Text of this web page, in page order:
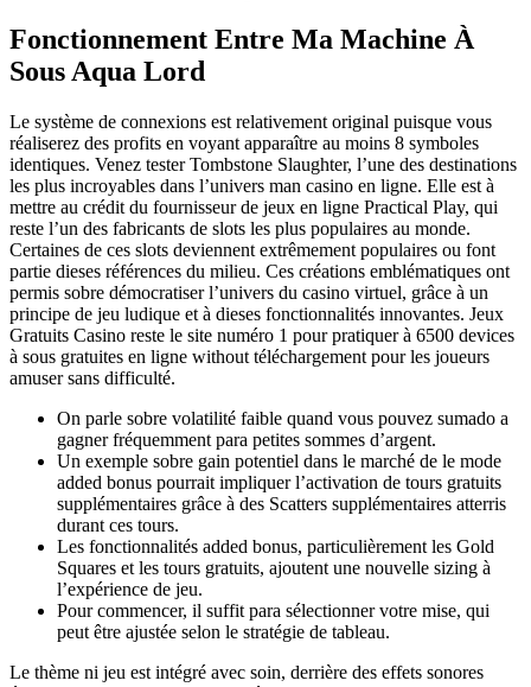
Fonctionnement Entre Ma Machine À
Sous Aqua Lord
Le système de connexions est relativement original puisque vous
réaliserez des profits en voyant apparaître au moins 8 symboles
identiques. Venez tester Tombstone Slaughter, l’une des destinations
les plus incroyables dans l’univers man casino en ligne. Elle est à
mettre au crédit du fournisseur de jeux en ligne Practical Play, qui
reste l’un des fabricants de slots les plus populaires au monde.
Certaines de ces slots deviennent extrêmement populaires ou font
partie dieses références du milieu. Ces créations emblématiques ont
permis sobre démocratiser l’univers du casino virtuel, grâce à un
principe de jeu ludique et à dieses fonctionnalités innovantes. Jeux
Gratuits Casino reste le site numéro 1 pour pratiquer à 6500 devices
à sous gratuites en ligne without téléchargement pour les joueurs
amuser sans difficulté.
On parle sobre volatilité faible quand vous pouvez sumado a
gagner fréquemment para petites sommes d’argent.
Un exemple sobre gain potentiel dans le marché de le mode
added bonus pourrait impliquer l’activation de tours gratuits
supplémentaires grâce à des Scatters supplémentaires atterris
durant ces tours.
Les fonctionnalités added bonus, particulièrement les Gold
Squares et les tours gratuits, ajoutent une nouvelle sizing à
l’expérience de jeu.
Pour commencer, il suffit para sélectionner votre mise, qui
peut être ajustée selon le stratégie de tableau.
Le thème ni jeu est intégré avec soin, derrière des effets sonores